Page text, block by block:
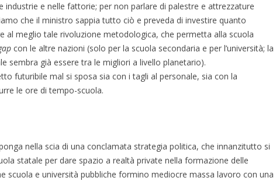
industrie e nelle fattorie; per non parlare di palestre e attrezzature
che il ministro sappia tutto ciò e preveda di investire quanto
al meglio tale rivoluzione metodologica, che permetta alla scuola
con le altre nazioni (solo per la scuola secondaria e per l’università; la
sembra già essere tra le migliori a livello planetario).
futuribile mal si sposa sia con i tagli al personale, sia con la
le ore di tempo-scuola.
nella scia di una conclamata strategia politica, che innanzitutto si
statale per dare spazio a realtà private nella formazione delle
scuola e università pubbliche formino mediocre massa lavoro con una